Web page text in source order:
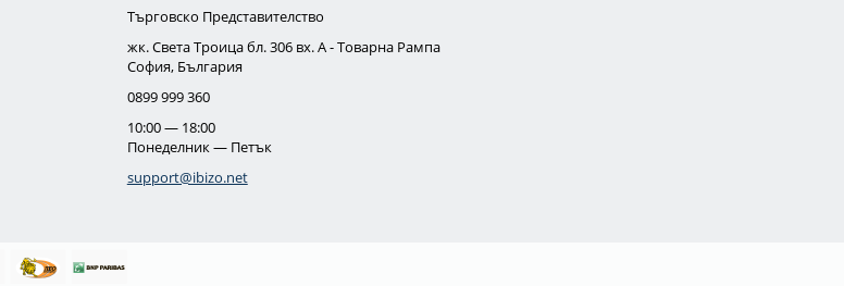
Търговско Представителство
жк. Света Троица бл. 306 вх. А - Товарна Рампа
София, България
0899 999 360
10:00 — 18:00
Понеделник — Петък
support@ibizo.net